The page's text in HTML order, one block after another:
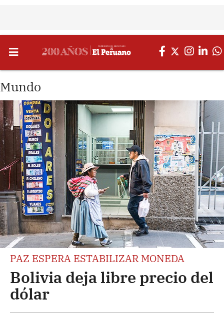
Mundo
PAZ ESPERA ESTABILIZAR MONEDA
Bolivia deja libre precio del
dólar